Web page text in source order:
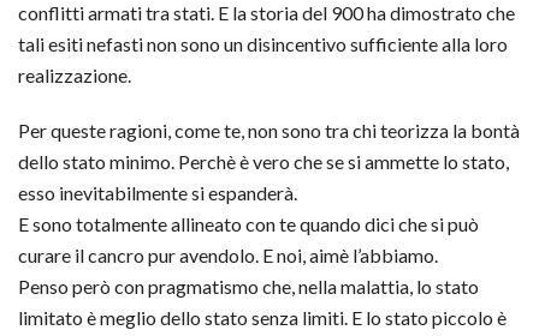
conflitti armati tra stati. E la storia del 900 ha dimostrato che
tali esiti nefasti non sono un disincentivo sufficiente alla loro
realizzazione.
Per queste ragioni, come te, non sono tra chi teorizza la bontà
dello stato minimo. Perchè è vero che se si ammette lo stato,
esso inevitabilmente si espanderà.
E sono totalmente allineato con te quando dici che si può
curare il cancro pur avendolo. E noi, aimè l’abbiamo.
Penso però con pragmatismo che, nella malattia, lo stato
limitato è meglio dello stato senza limiti. E lo stato piccolo è